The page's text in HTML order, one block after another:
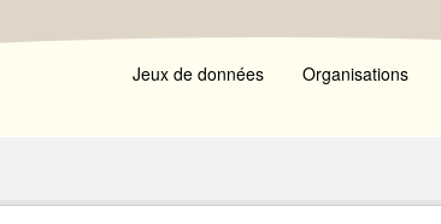
Jeux de données Organisations